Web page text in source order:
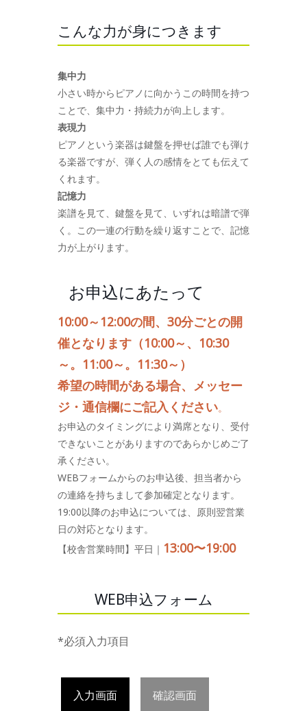
こんな力が身につきます
集中力
小さい時からピアノに向かうこの時間を持つ
ことで、集中力・持続力が向上します。
表現力
ピアノという楽器は鍵盤を押せば誰でも弾け
る楽器ですが、弾く人の感情をとても伝えて
くれます。
記憶力
楽譜を見て、鍵盤を見て、いずれは暗譜で弾
く。この一連の行動を繰り返すことで、記憶
力が上がります。
お申込にあたって
10:00～12:00の間、30分ごとの開
催となります（10:00～、10:30
～。11:00～。11:30～）
希望の時間がある場合、メッセー
ジ・通信欄にご記入ください。
お申込のタイミングにより満席となり、受付
できないことがありますのであらかじめご了
承ください。
WEBフォームからのお申込後、担当者から
の連絡を持ちまして参加確定となります。
19:00以降のお申込については、原則翌営業
日の対応となります。
【校舎営業時間】平日｜ 13:00〜19:00
WEB申込フォーム
*必須入力項目
入力画面 確認画面